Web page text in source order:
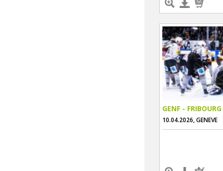
GENF - FRIBOURG
10.04.2026, GENEVE